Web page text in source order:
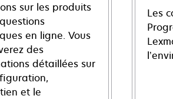
sur les produits
en ligne. Vous
des
détaillées sur
et le
Les